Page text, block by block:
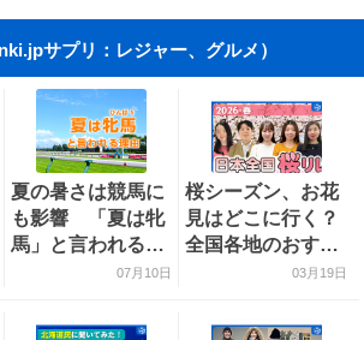
サプリ：レジャー、グルメ）
夏の暑さは競馬に
も影響 「夏は牝
馬」と言われる理
07月10日
桜シーズン、お花
見はどこに行く？
全国各地のおすす
め桜スポットをご
03月19日